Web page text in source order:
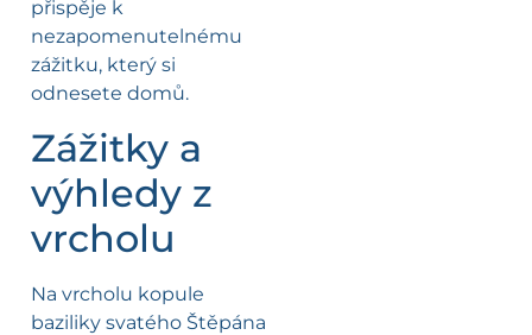
přispěje k
nezapomenutelnému
zážitku, který si
odnesete domů.
Zážitky a
výhledy z
vrcholu
Na vrcholu kopule
baziliky svatého Štěpána